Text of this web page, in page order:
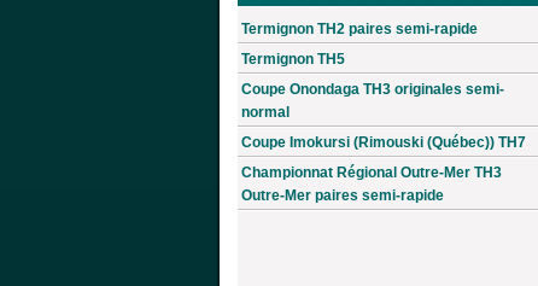
Termignon TH2 paires semi-rapide
Termignon TH5
Coupe Onondaga TH3 originales semi-
normal
Coupe Imokursi (Rimouski (Québec)) TH7
Championnat Régional Outre-Mer TH3
Outre-Mer paires semi-rapide